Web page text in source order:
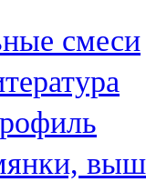
смеси